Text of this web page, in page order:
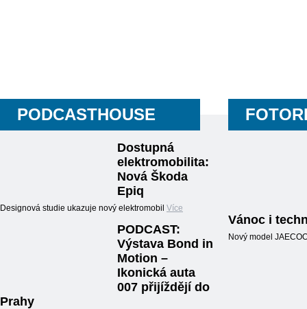
PODCASTHOUSE
Dostupná
elektromobilita:
Nová Škoda
Epiq
Designová studie ukazuje nový elektromobil Více
PODCAST:
Výstava Bond in
Motion –
Ikonická auta
007 přijíždějí do
Prahy
Vánoc i
Nový model